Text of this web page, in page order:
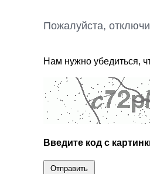
Пожалуйста,
Нам нужно убедиться,
Введите код с
Отправить